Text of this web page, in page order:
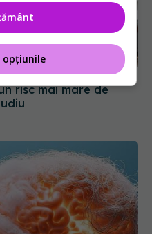
risc mai mare de
opțiunile